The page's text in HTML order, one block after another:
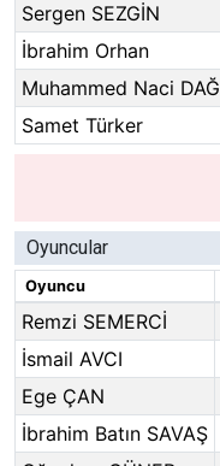
Sergen SEZGİN
İbrahim Orhan
Muhammed Naci DAĞ
Samet Türker
Oyuncular
Oyuncu
Remzi SEMERCİ
İsmail AVCI
Ege ÇAN
İbrahim Batın SAVAŞ